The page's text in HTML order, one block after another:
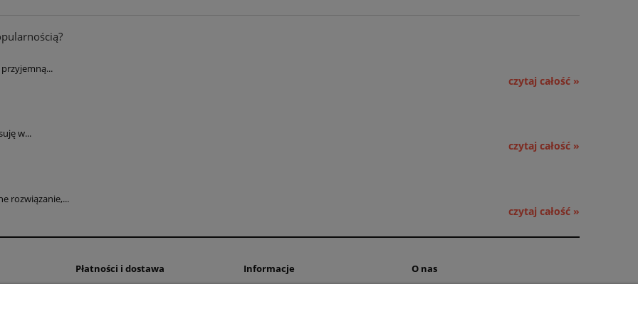
czytaj całość »
w...
czytaj całość »
rozwiązanie,...
czytaj całość »
Płatności i dostawa Informacje O nas